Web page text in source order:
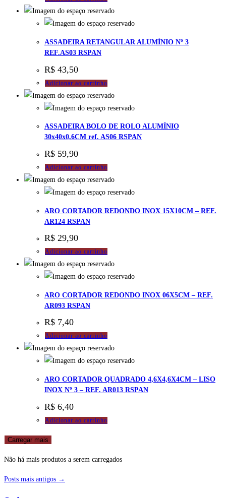
ASSADEIRA RETANGULAR ALUMÍNIO Nº 3
REF.AS03 RSPAN
R$ 43,50
Adicionar ao carrinho
ASSADEIRA BOLO DE ROLO ALUMÍNIO
30x40x0,6CM ref. AS06 RSPAN
R$ 59,90
Adicionar ao carrinho
ARO CORTADOR REDONDO INOX 15X10CM – REF.
AR124 RSPAN
R$ 29,90
Adicionar ao carrinho
ARO CORTADOR REDONDO INOX 06X5CM – REF.
AR093 RSPAN
R$ 7,40
Adicionar ao carrinho
ARO CORTADOR QUADRADO 4,6X4,6X4CM – LISO
INOX Nº 3 – REF. AR013 RSPAN
R$ 6,40
Adicionar ao carrinho
Carregar mais
Não há mais produtos a serem carregados
Posts mais antigos →